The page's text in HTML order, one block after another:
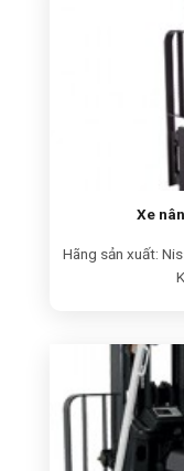
Xe
Hãng sản xuất: